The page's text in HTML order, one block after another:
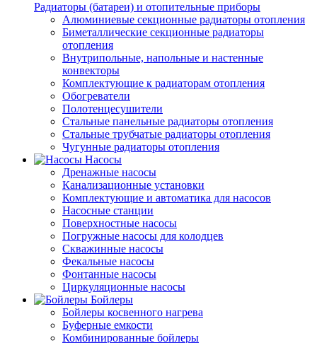
Радиаторы (батареи) и отопительные приборы
Алюминиевые секционные радиаторы отопления
Биметаллические секционные радиаторы
отопления
Внутрипольные, напольные и настенные
конвекторы
Комплектующие к радиаторам отопления
Обогреватели
Полотенцесушители
Стальные панельные радиаторы отопления
Стальные трубчатые радиаторы отопления
Чугунные радиаторы отопления
Насосы
Дренажные насосы
Канализационные установки
Комплектующие и автоматика для насосов
Насосные станции
Поверхностные насосы
Погружные насосы для колодцев
Скважинные насосы
Фекальные насосы
Фонтанные насосы
Циркуляционные насосы
Бойлеры
Бойлеры косвенного нагрева
Буферные емкости
Комбинированные бойлеры